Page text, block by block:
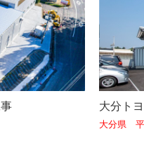
大分ト
大分県 平